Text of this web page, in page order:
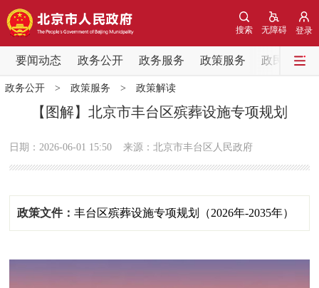
登录
无障碍
搜索
要闻动态 政务公开 政务服务 政策服务 政民互动
要闻动态
党中央精神 国务院信息
政务公开
政务公开> 政策服务 > 政策解读
【图解】北京市丰台区殡葬设施专项规划
日期：2026-06-01 15:50 来源：北京市丰台区人民政府
政策文件：丰台区殡葬设施专项规划（2026年-2035年）